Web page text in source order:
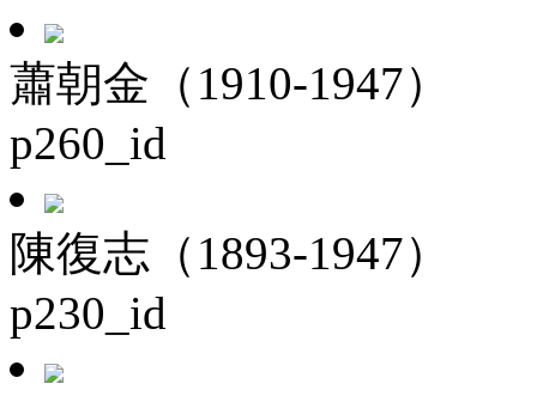
蕭朝金（1910-1947）
p260_id
陳復志（1893-1947）
p230_id